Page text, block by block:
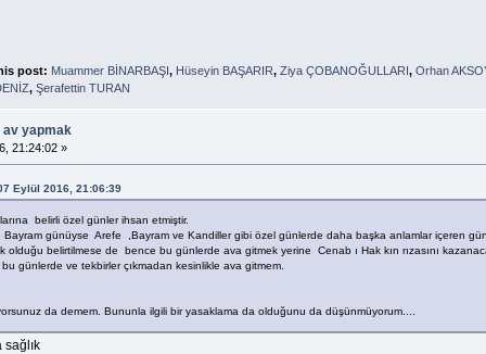
post: Muammer BİNARBAŞI, Hüseyin BAŞARIR, Ziya ÇOBANOĞULLARI, Orhan
, Şerafettin TURAN
av yapmak
21:24:02 »
Eylül 2016, 21:06:39
belirli özel günler ihsan etmiştir.
Bayram günüyse Arefe ,Bayram ve Kandiller gibi özel günlerde daha başka anlamlar içeren
belirtilmese de bence bu günlerde ava gitmek yerine Cenab ı Hak kın rızasını
günlerde ve tekbirler çıkmadan kesinlikle ava gitmem.
da demem. Bununla ilgili bir yasaklama da olduğunu da düşünmüyorum....
sağlık